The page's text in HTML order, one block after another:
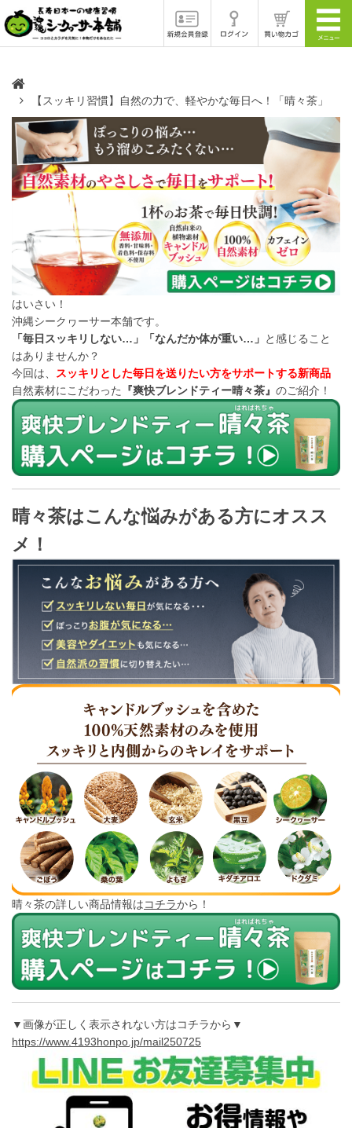
【スッキリ習慣】自然の力で、軽やかな毎日へ！「晴々茶」
はいさい！
沖縄シークヮーサー本舗です。
「毎日スッキリしない…」「なんだか体が重い…」 と感じること
はありませんか？
今回は、
スッキリとした毎日を送りたい方をサポートする新商品
自然素材にこだわった
『爽快ブレンドティー晴々茶』 のご紹介！
晴々茶はこんな悩みがある方にオスス
メ！
晴々茶の詳しい商品情報はコチラから！
▼画像が正しく表示されない方はコチラから▼
https://www.4193honpo.jp/mail250725